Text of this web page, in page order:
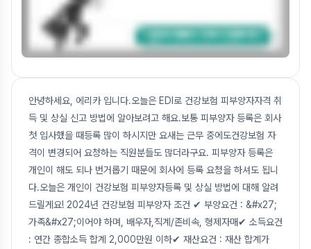
안녕하세요, 에리카 입니다.오늘은 EDI로 건강보험 피부양자자격 취
득 및 상실 신고 방법에 알아보려고 해요.보통 피부양자 등록은 회사
첫 입사했을 때등록 많이 하시지만 요새는 근무 중에도건강보험 자
격이 변경되어 요청하는 직원분들도 많더라구요. 피부양자 등록은
개인이 해도 되나 번거롭기 때문에 회사에 등록 요청을 하셔도 됩니
다.오늘은 개인이 건강보험 피부양자등록 및 상실 방법에 대해 알려
드릴게요! 2024년 건강보험 피부양자 조건 ✔ 부양요건 : &#x27;
가족&#x27;이어야 하며, 배우자,직계/존비속, 형제자매✔ 소득요건
: 연간 종합소득 합계 2,000만원 이하✔ 재산요건 : 재산 합계가